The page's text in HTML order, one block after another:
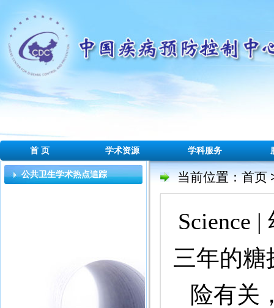
首 页 学术资源 学科服务
公共卫生学术热点追踪 当前位置：首页
Science
三年的
险有关